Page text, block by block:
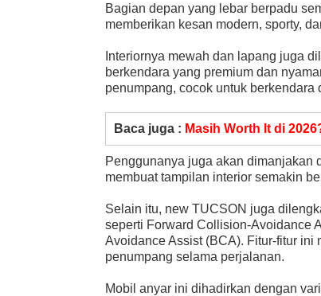
Bagian depan yang lebar berpadu
memberikan kesan modern, sporty,
Interiornya mewah dan lapang juga
berkendara yang premium dan
penumpang, cocok untuk berkendara
Baca juga : Masih Worth It di
Penggunanya juga akan dimanjakan
membuat tampilan interior semakin
Selain itu, new TUCSON juga
seperti Forward Collision-Avoidance
Avoidance Assist (BCA). Fitur-fitur ini
penumpang selama perjalanan.
Mobil anyar ini dihadirkan dengan